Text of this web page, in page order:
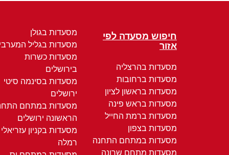
חיפוש מסעדה לפי
אזור
מסעדות בהרצליה
מסעדות ברחובות
מסעדות בראשון לציון
מסעדות בראש פינה
מסעדות ברמת החייל
מסעדות בצפון
מסעדות במתחם התחנה
מסעדות מתחם שרונה
מסעדות בגולן
מסעדות בגליל
מסעדות כשרות
בירושלים
מסעדות בסינמה סיטי
ירושלים
מסעדות במתחם
הראשונה ירושלים
מסעדות בקניון עזריאלי
רמלה